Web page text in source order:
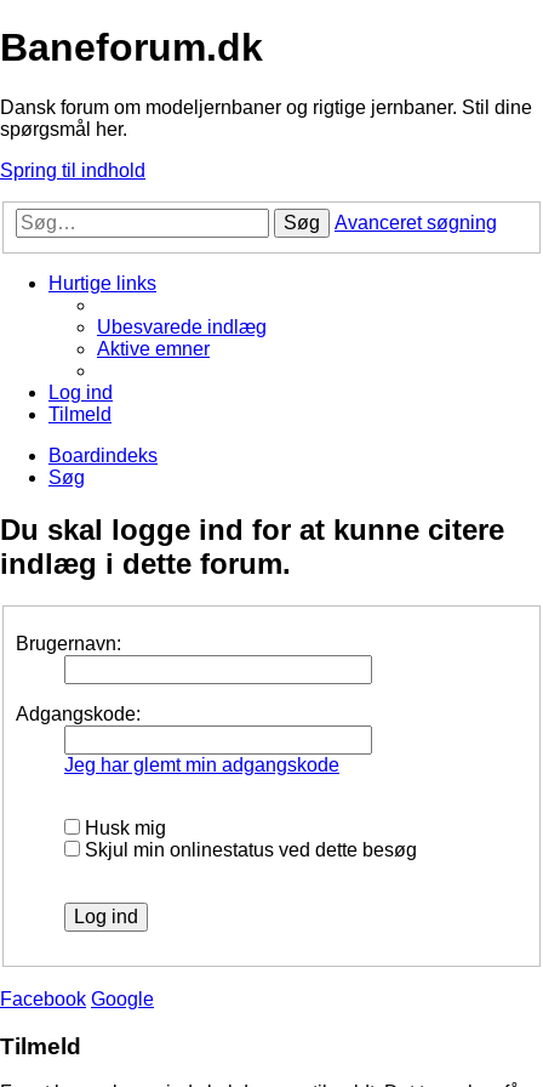
Baneforum.dk
Dansk forum om modeljernbaner og rigtige jernbaner. Stil dine
spørgsmål her.
Spring til indhold
Søg Avanceret søgning
Hurtige links
Ubesvarede indlæg
Aktive emner
Log ind
Tilmeld
Boardindeks
Søg
Du skal logge ind for at kunne citere
indlæg i dette forum.
Brugernavn:
Adgangskode:
Jeg har glemt min adgangskode
Husk mig
Skjul min onlinestatus ved dette besøg
Facebook Google
Tilmeld